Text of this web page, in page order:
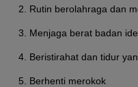
Rutin berolahraga dan
Menjaga berat badan
Beristirahat dan tidur
Berhenti merokok